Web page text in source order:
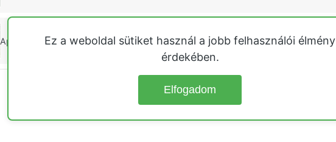
Apartman Vörösdombi Üdülőház Cserkút
Ez a weboldal sütiket használ a jobb felhasználói élmény
érdekében.
Elfogadom